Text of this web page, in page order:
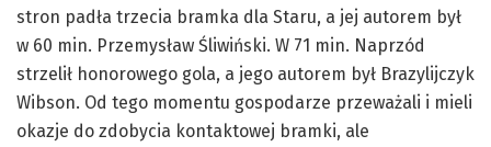
stron padła trzecia bramka dla Staru, a jej autorem był
w 60 min. Przemysław Śliwiński. W 71 min. Naprzód
strzelił honorowego gola, a jego autorem był Brazylijczyk
Wibson. Od tego momentu gospodarze przeważali i mieli
okazje do zdobycia kontaktowej bramki, ale